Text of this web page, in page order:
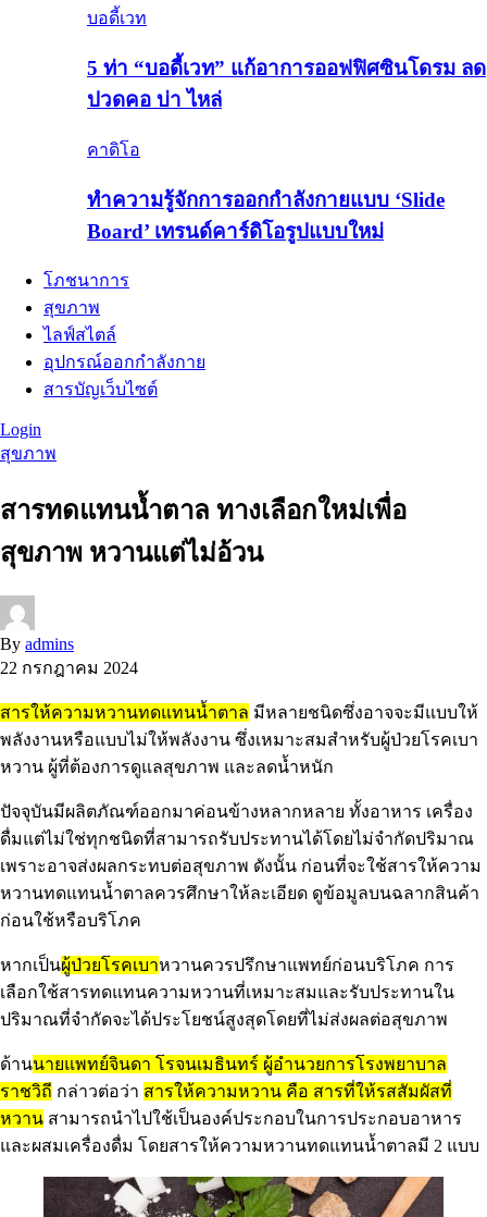
บอดี้เวท
5 ท่า “บอดี้เวท” แก้อาการออฟฟิศซินโดรม ลด
ปวดคอ บ่า ไหล่
คาดิโอ
ทำความรู้จักการออกกำลังกายแบบ ‘Slide
Board’ เทรนด์คาร์ดิโอรูปแบบใหม่
โภชนาการ
สุขภาพ
ไลฟ์สไตล์
อุปกรณ์ออกกำลังกาย
สารบัญเว็บไซต์
Login
สุขภาพ
สารทดแทนน้ำตาล ทางเลือกใหม่เพื่อ
สุขภาพ หวานแต่ไม่อ้วน
By admins
22 กรกฎาคม 2024
สารให้ความหวานทดแทนน้ำตาล มีหลายชนิดซึ่งอาจจะมีแบบให้
พลังงานหรือแบบไม่ให้พลังงาน ซึ่งเหมาะสมสำหรับผู้ป่วยโรคเบา
หวาน ผู้ที่ต้องการดูแลสุขภาพ และลดน้ำหนัก
ปัจจุบันมีผลิตภัณฑ์ออกมาค่อนข้างหลากหลาย ทั้งอาหาร เครื่อง
ดื่มแต่ไม่ใช่ทุกชนิดที่สามารถรับประทานได้โดยไม่จำกัดปริมาณ
เพราะอาจส่งผลกระทบต่อสุขภาพ ดังนั้น ก่อนที่จะใช้สารให้ความ
หวานทดแทนน้ำตาลควรศึกษาให้ละเอียด ดูข้อมูลบนฉลากสินค้า
ก่อนใช้หรือบริโภค
หากเป็นผู้ป่วยโรคเบาหวานควรปรึกษาแพทย์ก่อนบริโภค การ
เลือกใช้สารทดแทนความหวานที่เหมาะสมและรับประทานใน
ปริมาณที่จำกัดจะได้ประโยชน์สูงสุดโดยที่ไม่ส่งผลต่อสุขภาพ
ด้านนายแพทย์จินดา โรจนเมธินทร์ ผู้อำนวยการโรงพยาบาล
ราชวิถี กล่าวต่อว่า สารให้ความหวาน คือ สารที่ให้รสสัมผัสที่
หวาน สามารถนำไปใช้เป็นองค์ประกอบในการประกอบอาหาร
และผสมเครื่องดื่ม โดยสารให้ความหวานทดแทนน้ำตาลมี 2 แบบ